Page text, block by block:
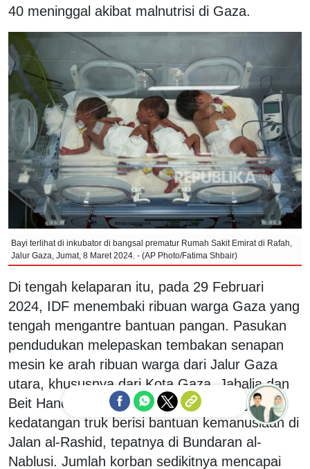
40 meninggal akibat malnutrisi di Gaza.
Bayi terlihat di inkubator di bangsal prematur Rumah Sakit Emirat di Rafah,
Jalur Gaza, Jumat, 8 Maret 2024. - (AP Photo/Fatima Shbair)
Di tengah kelaparan itu, pada 29 Februari
2024, IDF menembaki ribuan warga Gaza yang
tengah mengantre bantuan pangan. Pasukan
pendudukan melepaskan tembakan senapan
mesin ke arah ribuan warga dari Jalur Gaza
utara, khususnya dari Kota Gaza, Jabalia dan
Beit Hanoun. Mereka sedang menunggu
kedatangan truk berisi bantuan kemanusiaan di
Jalan al-Rashid, tepatnya di Bundaran al-
Nablusi. Jumlah korban sedikitnya mencapai